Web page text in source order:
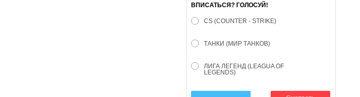
ВПИСАТЬСЯ? ГОЛОСУЙ!
CS (COUNTER - STRIKE)
ТАНКИ (МИР ТАНКОВ)
ЛИГА ЛЕГЕНД (LEAGUA OF
LEGENDS)